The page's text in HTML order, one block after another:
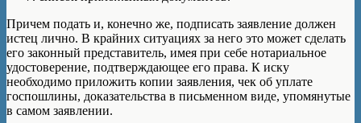
Причем подать и, конечно же, подписать заявление должен
истец лично. В крайних ситуациях за него это может сделать
его законный представитель, имея при себе нотариальное
удостоверение, подтверждающее его права. К иску
необходимо приложить копии заявления, чек об уплате
госпошлины, доказательства в письменном виде, упомянутые
в самом заявлении.